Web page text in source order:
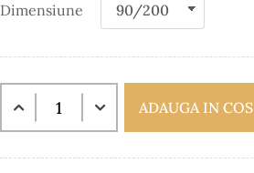
Dimensiune
ADAUGA IN COS